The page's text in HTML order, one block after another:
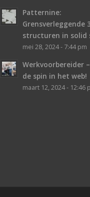
Patternine:
Grensverleggende
structuren in solid
mei 28, 2024 - 7:44 pm
Werkvoorbereider
de spin in het web!
maart 12, 2024 - 12:46